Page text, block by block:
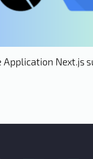
Application Next.js